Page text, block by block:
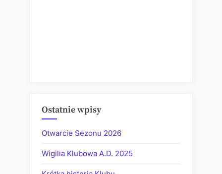
Ostatnie wpisy
Otwarcie Sezonu 2026
Wigilia Klubowa A.D. 2025